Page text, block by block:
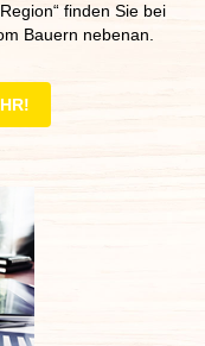
finden Sie bei
Bauern nebenan.